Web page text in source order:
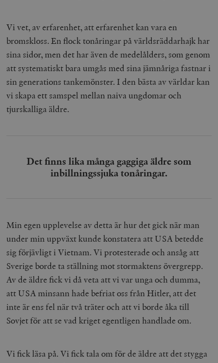
Vi vet, av erfarenhet, att erfarenhet kan vara en
bromskloss. En flock tonåringar på världsräddarhajk har
sina sidor, men det har även de medelålders, som genom
att systematiskt bara umgås med sina jämnåriga fastnar i
sin generations tankemönster. I den bästa av världar kan
vi skapa ett samspel mellan naiva ungdomar och
tjurskalliga äldre.
Det finns lika många gaggiga äldre som
inbillningssjuka tonåringar.
Min egen upplevelse av detta är hur det gick när man
under min uppväxt kunde konstatera att USA betedde
sig förjävligt i Vietnam. Vi protesterade och ansåg att
Sverige borde ta ställning mot stormaktens övergrepp.
Av de äldre fick vi då veta att vi var unga och dumma,
att USA minsann hade befriat oss från Hitler, att det
inte är ens fel när två träter och att vi borde åka till
Sovjet för att se vad kriget egentligen handlade om.
Vi fick läsa på. Vi fick tala om för de äldre att det stygga